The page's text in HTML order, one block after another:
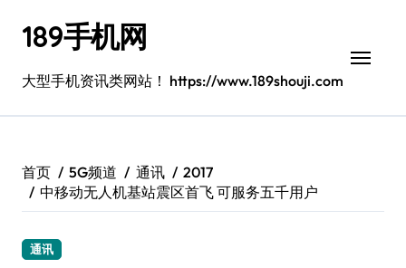
189手机网
大型手机资讯类网站！ https://www.189shouji.com
首页 5G频道 通讯
2017
中移动无人机基站震区首飞 可服务五千用户
通讯